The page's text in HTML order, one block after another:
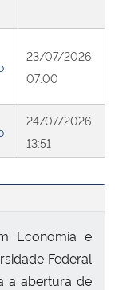
23/07/2026
07:00
24/07/2026
13:51
Economia e
Federal
a abertura de